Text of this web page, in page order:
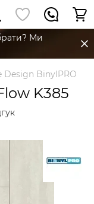
Ми
Design BinylPRO
K385